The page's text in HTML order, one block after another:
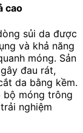
cao
sủi da được
và khả năng
móng. Sản
đau rát,
da bằng kềm.
bộ móng trông
nghiệm